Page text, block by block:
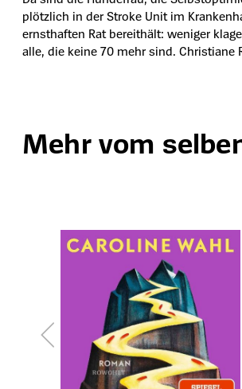
plötzlich in der Stroke Unit im
ernsthaften Rat bereithält: weniger
alle, die keine 70 mehr sind. Christiane
Produktgalerie überspringen
Mehr vom